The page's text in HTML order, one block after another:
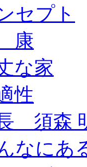
セプト
康
な家
性
須森
なにあ